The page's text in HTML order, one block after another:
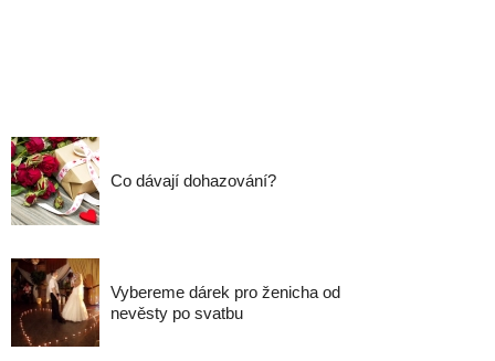
Co dávají dohazování?
Vybereme dárek pro ženicha od
nevěsty po svatbu